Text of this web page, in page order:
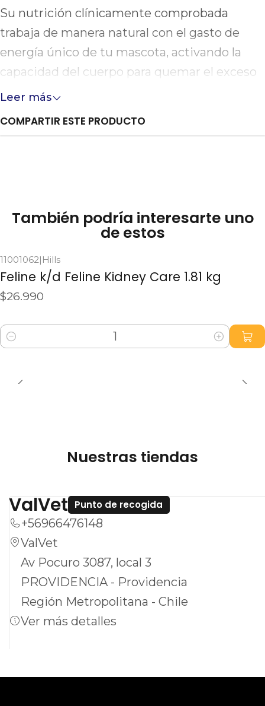
Su nutrición clínicamente comprobada
trabaja de manera natural con el gasto de
energía único de tu mascota, activando la
capacidad del cuerpo para quemar el exceso
de grasa e influyendo en el apetito. Ayuda a
Leer más
COMPARTIR ESTE PRODUCTO
También podría interesarte uno
de estos
11001062| Hills
Feline k/d Feline Kidney Care 1.81 kg
$26.990
Cantidad
Nuestras tiendas
ValVet Punto de recogida
+56966476148
ValVet
Av Pocuro 3087, local 3
PROVIDENCIA - Providencia
Región Metropolitana - Chile
Ver más detalles